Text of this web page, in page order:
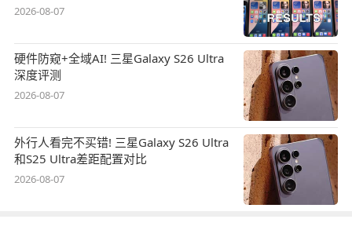
2026-08-07
硬件防窥+全域AI! 三星Galaxy S26 Ultra
深度评测
2026-08-07
外行人看完不买错! 三星Galaxy S26 Ultra
和S25 Ultra差距配置对比
2026-08-07